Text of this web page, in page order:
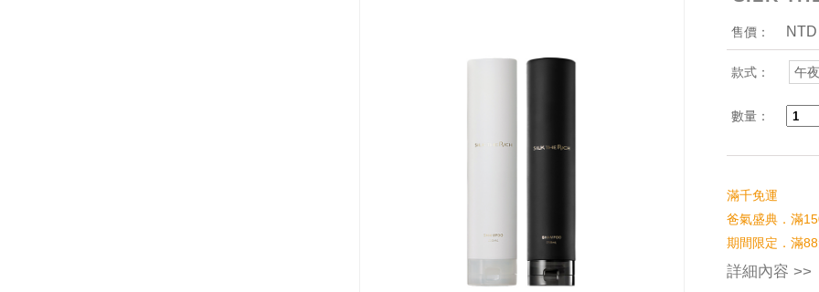
售價：
款式： 午
數量：
滿千免運
爸氣盛典．滿
期間限定．滿
詳細內容 >>